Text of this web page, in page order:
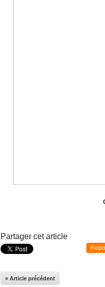
Partager cet article
« Article précédent